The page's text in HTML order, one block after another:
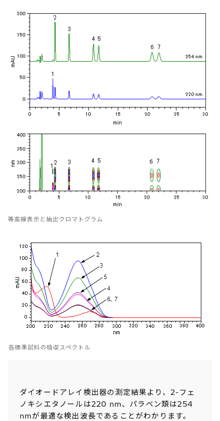
等高線表示と抽出クロマトグラム
各標準試料の吸収スペクトル
ダイオードアレイ検出器の測定結果より、2-フェ
ノキシエタノールは220 nm、パラベン類は254
nmが最適な検出波長であることがわかります。